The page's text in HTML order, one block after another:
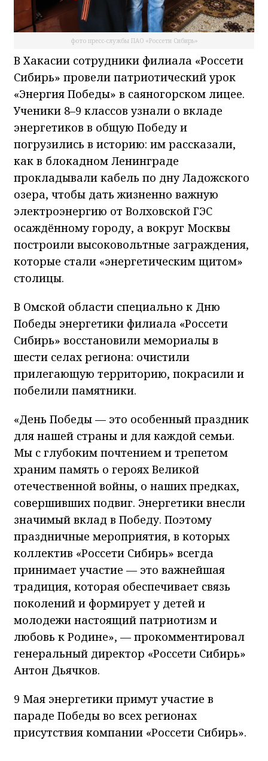
фото пресс-службы ПАО «Россети Сибирь»
В Хакасии сотрудники филиала «Россети
Сибирь» провели патриотический урок
«Энергия Победы» в саяногорском лицее.
Ученики 8–9 классов узнали о вкладе
энергетиков в общую Победу и
погрузились в историю: им рассказали,
как в блокадном Ленинграде
прокладывали кабель по дну Ладожского
озера, чтобы дать жизненно важную
электроэнергию от Волховской ГЭС
осаждённому городу, а вокруг Москвы
построили высоковольтные заграждения,
которые стали «энергетическим щитом»
столицы.
В Омской области специально к Дню
Победы энергетики филиала «Россети
Сибирь» восстановили мемориалы в
шести селах региона: очистили
прилегающую территорию, покрасили и
побелили памятники.
«День Победы — это особенный праздник
для нашей страны и для каждой семьи.
Мы с глубоким почтением и трепетом
храним память о героях Великой
отечественной войны, о наших предках,
совершивших подвиг. Энергетики внесли
значимый вклад в Победу. Поэтому
праздничные мероприятия, в которых
коллектив «Россети Сибирь» всегда
принимает участие — это важнейшая
традиция, которая обеспечивает связь
поколений и формирует у детей и
молодежи настоящий патриотизм и
любовь к Родине», — прокомментировал
генеральный директор «Россети Сибирь»
Антон Дьячков.
9 Мая энергетики примут участие в
параде Победы во всех регионах
присутствия компании «Россети Сибирь».